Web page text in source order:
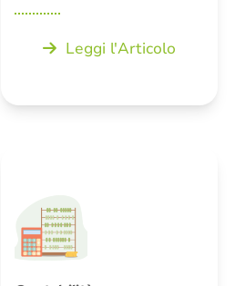
Leggi l'Articolo